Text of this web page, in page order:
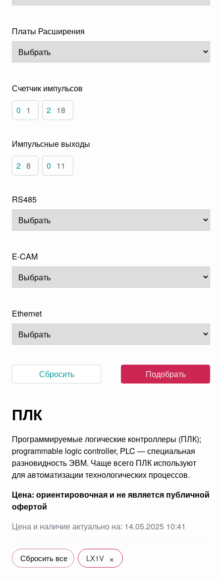
Платы Расширения
Счетчик импульсов
0 1 2 18
Импульсные выходы
2 8 0 11
RS485
E-CAM
Ethernet
Подобрать
Сбросить
ПЛК
Программируемые логические контроллеры (ПЛК);
programmable logic controller, PLC — специальная
разновидность ЭВМ. Чаще всего ПЛК используют
для автоматизации технологических процессов.
Цена: ориентировочная и не является публичной
офертой
Цена и наличие актуально на: 14.05.2025 10:41
Сбросить все LX1V ×